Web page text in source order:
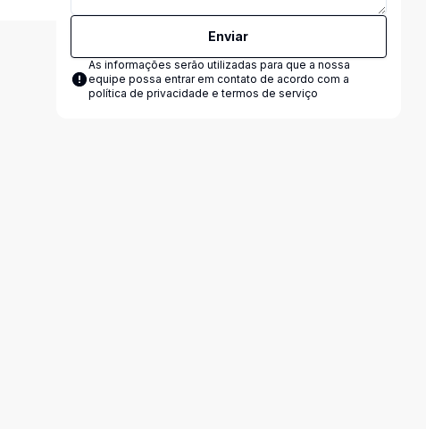
Enviar
As informações serão utilizadas para que a nossa
equipe possa entrar em contato de acordo com a
política de privacidade e termos de serviço